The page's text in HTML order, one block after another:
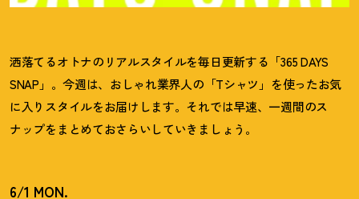
洒落てるオトナのリアルスタイルを毎日更新する「365 DAYS
SNAP」。今週は、おしゃれ業界人の「Tシャツ」を使ったお気
に入りスタイルをお届けします。それでは早速、一週間のス
ナップをまとめておさらいしていきましょう。
6/1 MON.